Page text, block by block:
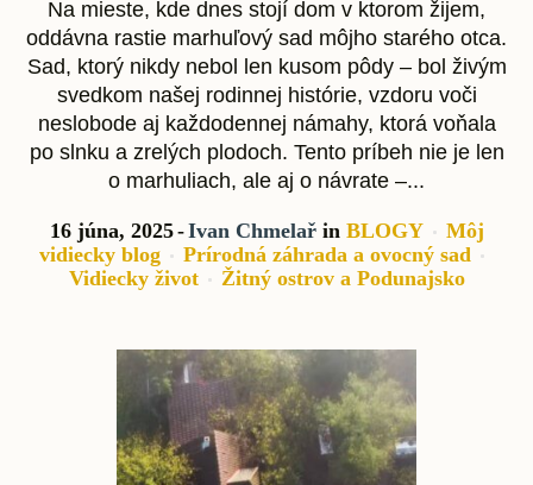
Na mieste, kde dnes stojí dom v ktorom žijem,
oddávna rastie marhuľový sad môjho starého otca.
Sad, ktorý nikdy nebol len kusom pôdy – bol živým
svedkom našej rodinnej histórie, vzdoru voči
neslobode aj každodennej námahy, ktorá voňala
po slnku a zrelých plodoch. Tento príbeh nie je len
o marhuliach, ale aj o návrate –...
16 júna, 2025 Ivan Chmelařin BLOGY
Môj
vidiecky blog
Prírodná záhrada a ovocný sad
Vidiecky život
Žitný ostrov a Podunajsko